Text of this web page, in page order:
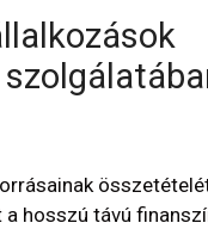
hosszú távú